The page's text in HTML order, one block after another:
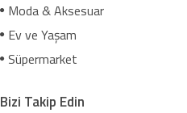
Moda & Aksesuar
Ev ve Yaşam
Süpermarket
Bizi Takip Edin